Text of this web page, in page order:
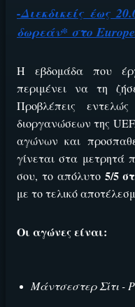
-Διεκδικείς έως
δωρεάν* στο
Η εβδομάδα που
περιμένει να τη
Προβλέπεις
διοργανώσεων της
αγώνων και
γίνεται στα μετρητά
σου, το απόλυτο 5/5
με το τελικό
Οι αγώνες είναι:
Μάντσεστερ Σίτι -
ΕΓΚΡΙΣΗ ΑΠΟ ΑΡΧΟΝΤΑ ΕΓΚΡΙΣΗ ΑΠΟ ΑΡΧΟΝΤΑ